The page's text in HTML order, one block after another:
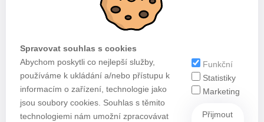
Spravovat souhlas s cookies
Abychom poskytli co nejlepší služby,
používáme k ukládání a/nebo přístupu k
informacím o zařízení, technologie jako
jsou soubory cookies. Souhlas s těmito
technologiemi nám umožní zpracovávat
Funkční
Statistiky
Marketing
Přijmout